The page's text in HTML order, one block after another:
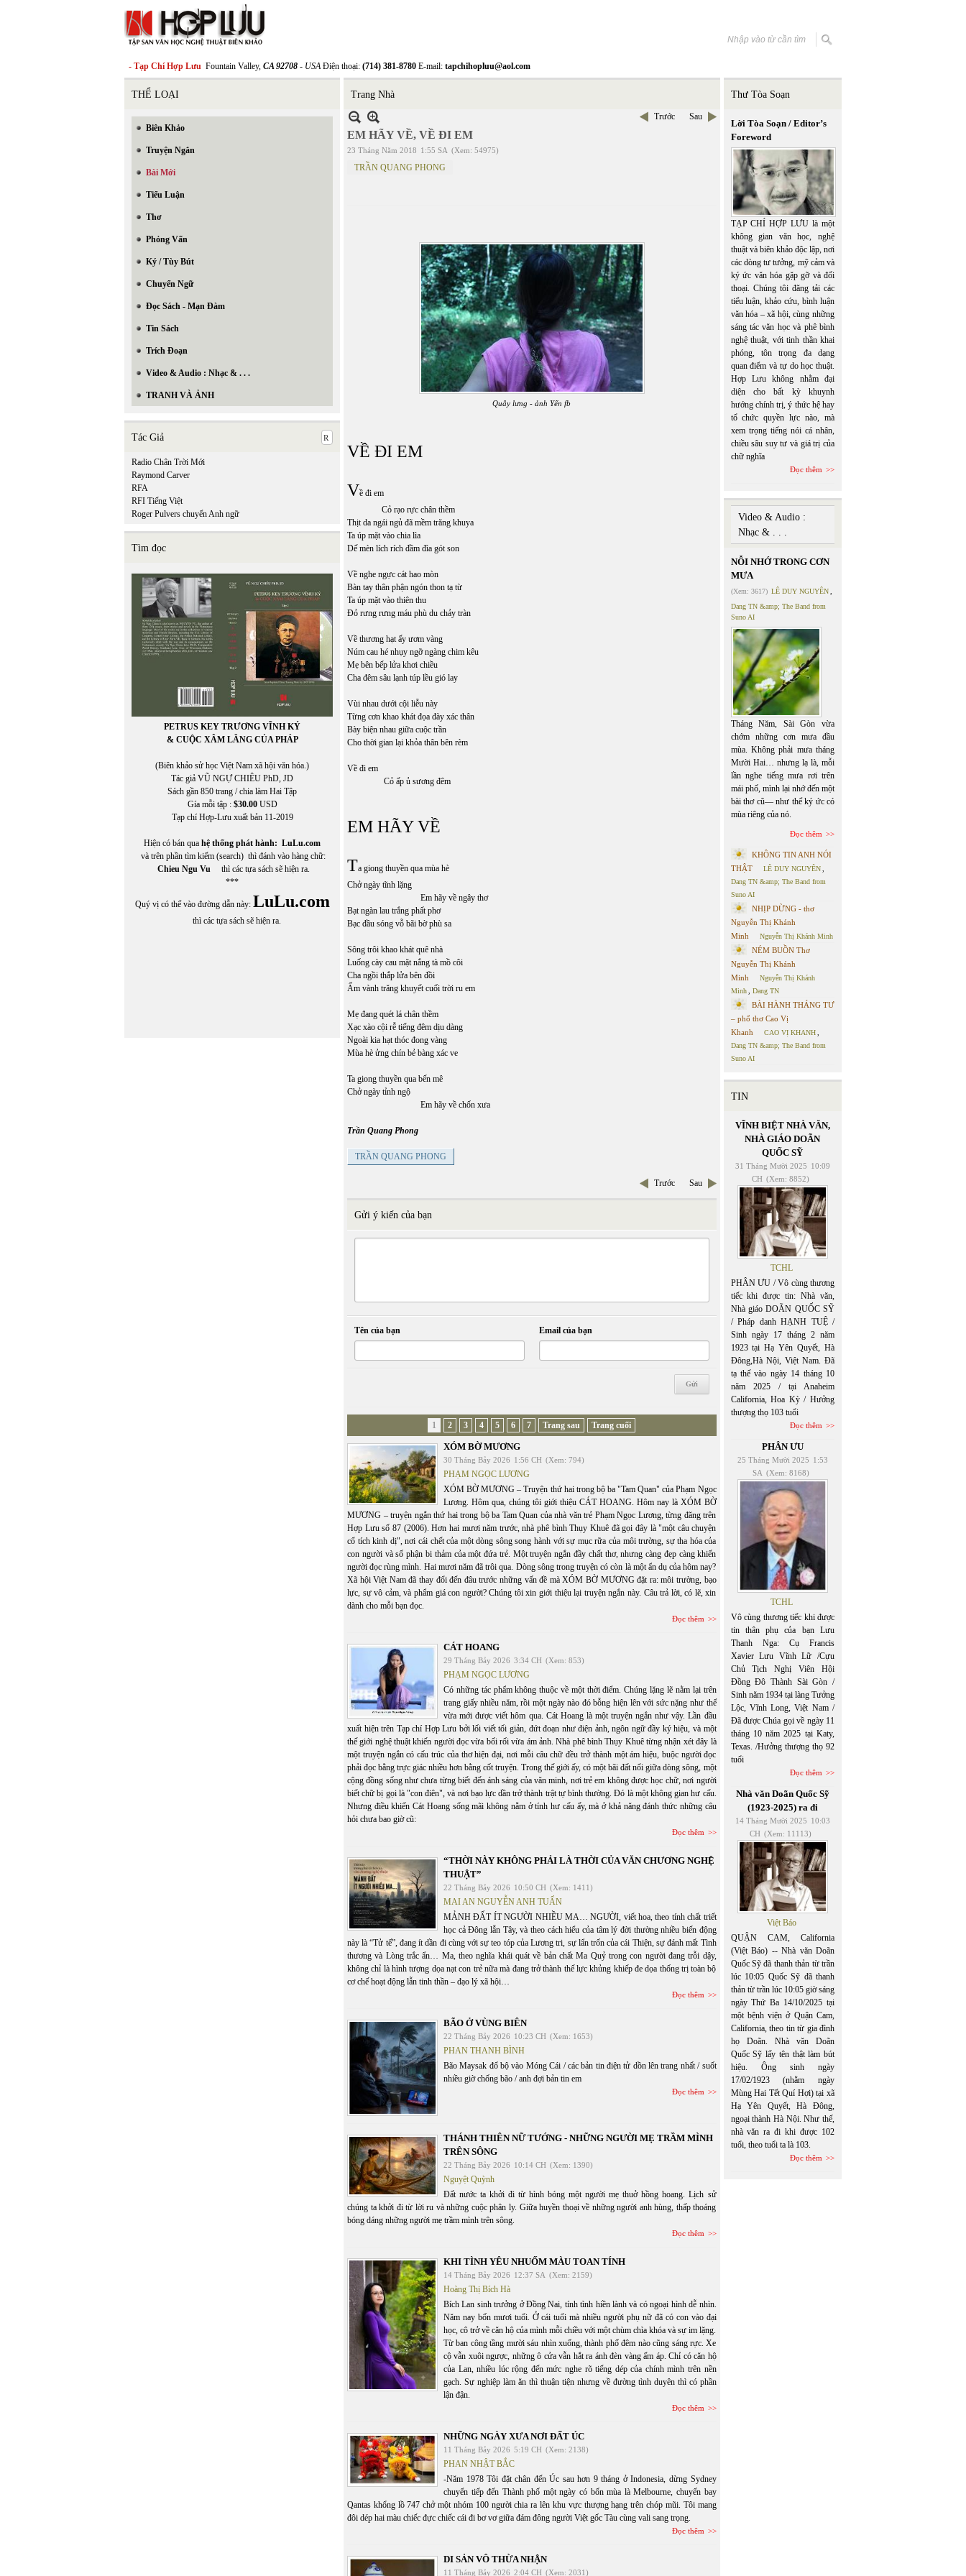
- Tạp Chí Hợp Lưu Fountain Valley, CA 92708 - USAĐiện thoại: (714) 381-8780 E-mail: tapchihopluu@aol.com
THỂ LOẠI
Biên Khảo
Truyện Ngắn
Bài Mới
Tiểu Luận
Thơ
Phỏng Vấn
Ký / Tùy Bút
Chuyển Ngữ
Đọc Sách - Mạn Đàm
Tin Sách
Trích Đoạn
Video & Audio : Nhạc & . . .
TRANH VÀ ẢNH
Tác Giả
Radio Chân Trời Mới
Raymond Carver
RFA
RFI Tiếng Việt
Roger Pulvers chuyển Anh ngữ
Tìm đọc
PETRUS KEY TRƯƠNG VĨNH KÝ
& CUỘC XÂM LĂNG CỦA PHÁP
(Biên khảo sử học Việt Nam xã hội văn hóa.)
Tác giả VŨ NGỰ CHIÊU PhD, JD
Sách gần 850 trang / chia làm Hai Tập
Gía mỗi tập : $30.00USD
Tạp chí Hợp-Lưu xuất bản 11-2019
Hiện có bán qua hệ thống phát hành: LuLu.com
và trên phần tìm kiếm (search) thì đánh vào hàng chữ:
Chieu Ngu Vu thì các tựa sách sẽ hiện ra.
***
Quý vị có thể vào đường dẫn này: LuLu.com
thì các tựa sách sẽ hiện ra.
Trang Nhà
Trước Sau
EM HÃY VỀ, VỀ ĐI EM
23 Tháng Năm 2018 1:55 SA (Xem: 54975)
TRẦN QUANG PHONG
Quây lưng - ảnh Yến fb
VỀ ĐI EM
Về đi em
Cỏ rạo rực chân thềm
Thịt da ngái ngủ đã mềm trăng khuya
Ta úp mặt vào chia lìa
Dế mèn lích rích đầm đìa gót son
Về nghe ngực cát hao mòn
Bàn tay thân phận ngón thon tạ từ
Ta úp mặt vào thiên thu
Đỏ rưng rưng máu phù du chảy tràn
Về thương hạt ấy ươm vàng
Núm cau hé nhụy ngỡ ngàng chim kêu
Mẹ bên bếp lửa khơi chiều
Cha đêm sâu lạnh túp lều gió lay
Vùi nhau dưới cội liễu này
Từng cơn khao khát đọa đày xác thân
Bày biện nhau giữa cuộc trần
Cho thời gian lại khỏa thân bên rèm
Về đi em
Cỏ ấp ủ sương đêm
EM HÃY VỀ
Ta giong thuyền qua mùa hè
Chở ngày tĩnh lặng
Em hãy về ngây thơ
Bạt ngàn lau trắng phất phơ
Bạc đầu sóng vỗ bãi bờ phù sa
Sông trôi khao khát quê nhà
Luống cày cau mặt nắng tà mồ côi
Cha ngồi thắp lửa bên đồi
Ấm vành trăng khuyết cuối trời ru em
Mẹ đang quét lá chân thềm
Xạc xào cội rễ tiếng đêm dịu dàng
Ngoài kia hạt thóc đong vàng
Mùa hè ửng chín bẻ bàng xác ve
Ta giong thuyền qua bến mê
Chở ngày tỉnh ngộ
Em hãy về chốn xưa
Trần Quang Phong
TRẦN QUANG PHONG
Trước Sau
Gửi ý kiến của bạn
Tên của bạn Email của bạn
1 2 3 4 5 6 7 Trang sau Trang cuối
XÓM BỜ MƯƠNG
30 Tháng Bảy 2026 1:56 CH (Xem: 794)
PHẠM NGỌC LƯƠNG
XÓM BỜ MƯƠNG – Truyện thứ hai trong bộ ba "Tam Quan" của Phạm Ngọc
Lương. Hôm qua, chúng tôi giới thiệu CÁT HOANG. Hôm nay là XÓM BỜ
MƯƠNG – truyện ngắn thứ hai trong bộ ba Tam Quan của nhà văn trẻ Phạm Ngọc Lương, từng đăng trên
Hợp Lưu số 87 (2006). Hơn hai mươi năm trước, nhà phê bình Thụy Khuê đã gọi đây là "một câu chuyện
cổ tích kinh dị", nơi cái chết của một dòng sông song hành với sự mục rữa của môi trường, sự tha hóa của
con người và số phận bi thảm của một đứa trẻ. Một truyện ngắn đầy chất thơ, nhưng càng đẹp càng khiến
người đọc rùng mình. Hai mươi năm đã trôi qua. Dòng sông trong truyện có còn là một ẩn dụ của hôm nay?
Xã hội Việt Nam đã thay đổi đến đâu trước những vấn đề mà XÓM BỜ MƯƠNG đặt ra: môi trường, bạo
lực, sự vô cảm, và phẩm giá con người? Chúng tôi xin giới thiệu lại truyện ngắn này. Câu trả lời, có lẽ, xin
dành cho mỗi bạn đọc.
Đọc thêm
CÁT HOANG
29 Tháng Bảy 2026 3:34 CH (Xem: 853)
PHẠM NGỌC LƯƠNG
Có những tác phẩm không thuộc về một thời điểm. Chúng lặng lẽ nằm lại trên
trang giấy nhiều năm, rồi một ngày nào đó bỗng hiện lên với sức nặng như thể
vừa mới được viết hôm qua. Cát Hoang là một truyện ngắn như vậy. Lần đầu
xuất hiện trên Tạp chí Hợp Lưu bởi lối viết tối giản, đứt đoạn như điện ảnh, ngôn ngữ đầy ký hiệu, và một
thế giới nghệ thuật khiến người đọc vừa bối rối vừa ám ảnh. Nhà phê bình Thụy Khuê từng nhận xét đây là
một truyện ngắn có cấu trúc của thơ hiện đại, nơi mỗi câu chữ đều trở thành một ám hiệu, buộc người đọc
phải đọc bằng trực giác nhiều hơn bằng cốt truyện. Trong thế giới ấy, có một bãi đất nổi giữa dòng sông, một
cộng đồng sống như chưa từng biết đến ánh sáng của văn minh, nơi trẻ em không được học chữ, nơi người
biết chữ bị gọi là "con điên", và nơi bạo lực dần trở thành trật tự bình thường. Đó là một không gian hư cấu.
Nhưng điều khiến Cát Hoang sống mãi không nằm ở tính hư cấu ấy, mà ở khả năng đánh thức những câu
hỏi chưa bao giờ cũ:
Đọc thêm
“THỜI NÀY KHÔNG PHẢI LÀ THỜI CỦA VĂN CHƯƠNG NGHỆ
THUẬT”
22 Tháng Bảy 2026 10:50 CH (Xem: 1411)
MAI AN NGUYỄN ANH TUẤN
MẢNH ĐẤT ÍT NGƯỜI NHIỀU MA… NGƯỜI, viết hoa, theo tính chất triết
học cả Đông lẫn Tây, và theo cách hiểu của tâm lý đời thường nhiều biến động
này là “Tử tế”, đang ít dần đi cùng với sự teo tóp của Lương tri, sự lẩn trốn của cái Thiện, sự đánh mất Tình
thương và Lòng trắc ẩn… Ma, theo nghĩa khái quát về bản chất Ma Quỷ trong con người đang trỗi dậy,
không chỉ là hình tượng dọa nạt con trẻ nữa mà đang trở thành thế lực khủng khiếp đe dọa thống trị toàn bộ
cơ chế hoạt động lẫn tinh thần – đạo lý xã hội…
Đọc thêm
BÃO Ở VÙNG BIÊN
22 Tháng Bảy 2026 10:23 CH (Xem: 1653)
PHAN THANH BÌNH
Bão Maysak đổ bộ vào Móng Cái / các bản tin điện tử dồn lên trang nhất / suốt
nhiều giờ chống bão / anh đợi bản tin em
Đọc thêm
THÁNH THIÊN NỮ TƯỚNG - NHỮNG NGƯỜI MẸ TRẦM MÌNH
TRÊN SÔNG
22 Tháng Bảy 2026 10:14 CH (Xem: 1390)
Nguyệt Quỳnh
Đất nước ta khởi đi từ hình bóng một người mẹ thuở hồng hoang. Lịch sử
chúng ta khởi đi từ lời ru và những cuộc phân ly. Giữa huyền thoại về những người anh hùng, thấp thoáng
bóng dáng những người mẹ trầm mình trên sông.
Đọc thêm
KHI TÌNH YÊU NHUỐM MÀU TOAN TÍNH
14 Tháng Bảy 2026 12:37 SA (Xem: 2159)
Hoàng Thị Bích Hà
Bích Lan sinh trưởng ở Đồng Nai, tính tình hiền lành và có ngoại hình dễ nhìn.
Năm nay bốn mươi tuổi. Ở cái tuổi mà nhiều người phụ nữ đã có con vào đại
học, cô trở về căn hộ của mình mỗi chiều với một chùm chìa khóa và sự im lặng.
Từ ban công tầng mười sáu nhìn xuống, thành phố đêm nào cũng sáng rực. Xe
cộ vẫn xuôi ngược, những ô cửa vẫn hắt ra ánh đèn vàng ấm áp. Chỉ có căn hộ
của Lan, nhiều lúc rộng đến mức nghe rõ tiếng dép của chính mình trên nền
gạch. Sự nghiệp làm ăn thì thuận tiện nhưng về đường tình duyên thì có phần
lận đận.
Đọc thêm
NHỮNG NGÀY XƯA NƠI ĐẤT ÚC
11 Tháng Bảy 2026 5:19 CH (Xem: 2138)
PHAN NHẬT BẮC
-Năm 1978 Tôi đặt chân đến Úc sau hơn 9 tháng ở Indonesia, dừng Sydney
chuyển tiếp đến Thành phố một ngày có bốn mùa là Melbourne, chuyến bay
Qantas khổng lồ 747 chở một nhóm 100 người chia ra lên khu vực thượng hạng trên chóp mũi. Tôi mang
đôi dép hai màu chiếc đực chiếc cái đi bơ vơ giữa đám đông người Việt gốc Tàu cùng vali sang trọng.
Đọc thêm
DI SẢN VÔ THỪA NHẬN
11 Tháng Bảy 2026 2:04 CH (Xem: 2031)
Thư Tòa Soạn
Lời Tòa Soạn / Editor’s
Foreword
TẠP CHÍ HỢP LƯU là một
không gian văn học, nghệ
thuật và biên khảo độc lập, nơi
các dòng tư tưởng, mỹ cảm và
ký ức văn hóa gặp gỡ và đối
thoại. Chúng tôi đăng tải các
tiểu luận, khảo cứu, bình luận
văn hóa – xã hội, cùng những
sáng tác văn học và phê bình
nghệ thuật, với tinh thần khai
phóng, tôn trọng đa dạng
quan điểm và tự do học thuật.
Hợp Lưu không nhằm đại
diện cho bất kỳ khuynh
hướng chính trị, ý thức hệ hay
tổ chức quyền lực nào, mà
xem trọng tiếng nói cá nhân,
chiều sâu suy tư và giá trị của
chữ nghĩa
Đọc thêm
Video & Audio :
Nhạc & . . .
NỖI NHỚ TRONG CƠN
MƯA
(Xem: 3617) LÊ DUY NGUYÊN
Dang TN &amp; The Band from
Suno AI
Tháng Năm, Sài Gòn vừa
chớm những cơn mưa đầu
mùa. Không phải mưa tháng
Mười Hai… nhưng lạ là, mỗi
lần nghe tiếng mưa rơi trên
mái phố, mình lại nhớ đến một
bài thơ cũ— như thể ký ức có
mùa riêng của nó.
Đọc thêm
KHÔNG TIN ANH NÓI
THẬT
LÊ DUY NGUYÊN
Dang TN &amp; The Band from
Suno AI
NHỊP DỪNG - thơ
Nguyễn Thị Khánh
Minh
Nguyễn Thị Khánh Minh
NÉM BUỒN Thơ
Nguyễn Thị Khánh
Minh
Nguyễn Thị Khánh
Minh
Dang TN
BÀI HÀNH THÁNG TƯ
– phổ thơ Cao Vị
Khanh
CAO VỊ KHANH
Dang TN &amp; The Band from
Suno AI
TIN
VĨNH BIỆT NHÀ VĂN,
NHÀ GIÁO DOÃN
QUỐC SỸ
31 Tháng Mười 2025 10:09
CH (Xem: 8852)
TCHL
PHÂN ƯU / Vô cùng thương
tiếc khi được tin: Nhà văn,
Nhà giáo DOÃN QUỐC SỸ
/ Pháp danh HẠNH TUỆ /
Sinh ngày 17 tháng 2 năm
1923 tại Hạ Yên Quyết, Hà
Đông,Hà Nội, Việt Nam. Đã
tạ thế vào ngày 14 tháng 10
năm 2025 / tại Anaheim
California, Hoa Kỳ / Hưởng
thượng thọ 103 tuổi
Đọc thêm
PHÂN ƯU
25 Tháng Mười 2025 1:53
SA (Xem: 8168)
TCHL
Vô cùng thương tiếc khi được
tin thân phụ của bạn Lưu
Thanh Nga: Cụ Francis
Xavier Lưu Vĩnh Lữ /Cựu
Chủ Tịch Nghị Viên Hội
Đồng Đô Thành Sài Gòn /
Sinh năm 1934 tại làng Tưởng
Lộc, Vĩnh Long, Việt Nam /
Đã được Chúa gọi về ngày 11
tháng 10 năm 2025 tại Katy,
Texas. /Hưởng thượng thọ 92
tuổi
Đọc thêm
Nhà văn Doãn Quốc Sỹ
(1923-2025) ra đi
14 Tháng Mười 2025 10:03
CH (Xem: 11113)
Việt Báo
QUẬN CAM, California
(Việt Báo) -- Nhà văn Doãn
Quốc Sỹ đã thanh thản từ trần
lúc 10:05 Quốc Sỹ đã thanh
thản từ trần lúc 10:05 giờ sáng
ngày Thứ Ba 14/10/2025 tại
một bệnh viện ở Quận Cam,
California, theo tin từ gia đình
họ Doãn. Nhà văn Doãn
Quốc Sỹ lấy tên thật làm bút
hiệu. Ông sinh ngày
17/02/1923 (nhằm ngày
Mùng Hai Tết Quí Hợi) tại xã
Hạ Yên Quyết, Hà Đông,
ngoại thành Hà Nội. Như thế,
nhà văn ra đi khi được 102
tuổi, theo tuổi ta là 103.
Đọc thêm